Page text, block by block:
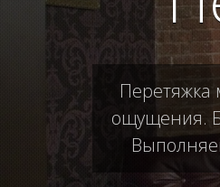
Перетяжка
ощущения.